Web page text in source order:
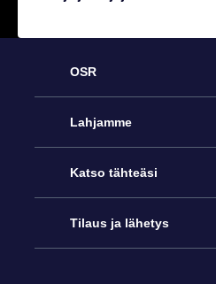
OSR
Palvelu
Ota meihin yhteyttä
Blogi
Lahjamme
Online Star -lahja
OSR-lahjapakkaus
Katso tähteäsi
Star Register
Tilaus ja lähetys